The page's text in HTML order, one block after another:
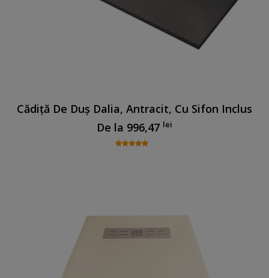
Cădiță De Duș Dalia, Antracit, Cu Sifon Inclus
De la 996,47 lei